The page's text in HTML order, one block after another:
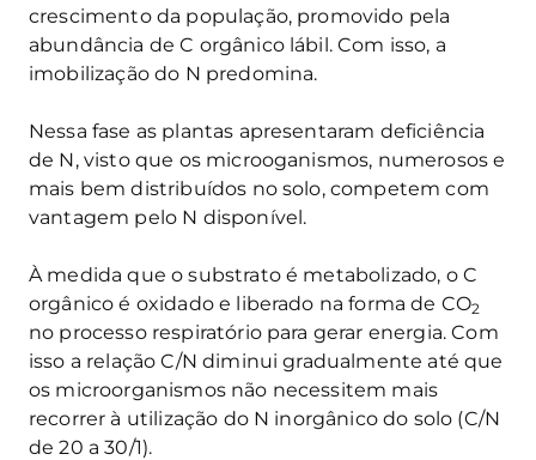
crescimento da população, promovido pela
abundância de C orgânico lábil. Com isso, a
imobilização do N predomina.
Nessa fase as plantas apresentaram deficiência
de N, visto que os microoganismos, numerosos e
mais bem distribuídos no solo, competem com
vantagem pelo N disponível.
À medida que o substrato é metabolizado, o C
orgânico é oxidado e liberado na forma de CO2
no processo respiratório para gerar energia. Com
isso a relação C/N diminui gradualmente até que
os microorganismos não necessitem mais
recorrer à utilização do N inorgânico do solo (C/N
de 20 a 30/1).